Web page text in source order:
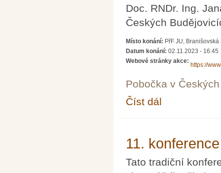
Doc. RNDr. Ing.
Českých
Místo konání: PřF JU,
Datum konání: 02.11.2023 - 16:45
Webové stránky akce:
https://
Pobočka v
Číst dál
11.
Tato tradiční